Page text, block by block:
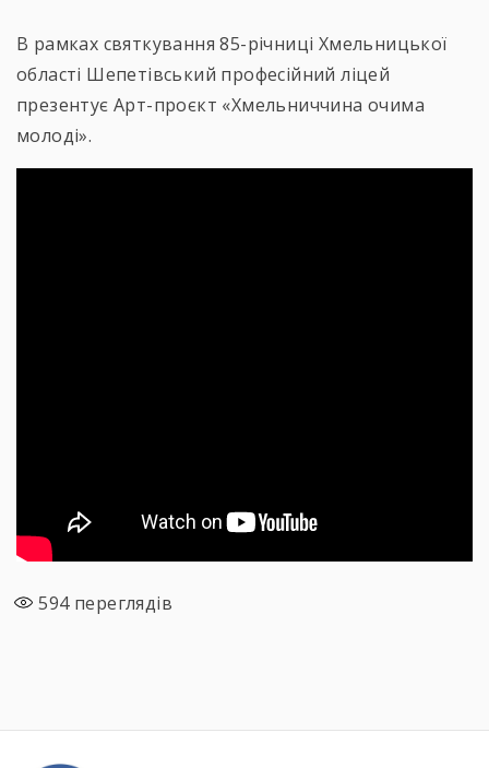
В рамках святкування 85-річниці Хмельницької
області Шепетівський професійний ліцей
презентує Арт-проєкт «Хмельниччина очима
молоді».
594переглядів